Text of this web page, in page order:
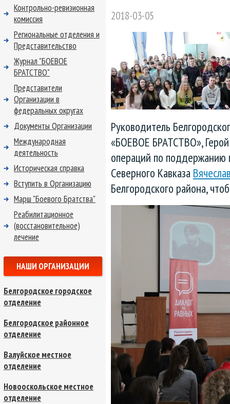
2018-03-05
Руководитель
«БОЕВОЕ БРАТСТВО»,
операций по поддержанию
Северного Кавказа
Белгородского района,
Контрольно-ревизионная
комиссия
Региональные отделения и
Представительство
Журнал "БОЕВОЕ
БРАТСТВО"
Представители
Организации в
федеральных округах
Документы Организации
Международная
деятельность
Историческая справка
Вступить в Организацию
Марш "Боевого Братства"
Реабилитационное
(восстановительное)
лечение
НАШИ ОРГАНИЗАЦИИ
Белгородское городское
отделение
Белгородское районное
отделение
Валуйское местное
отделение
Новооскольское местное
отделение